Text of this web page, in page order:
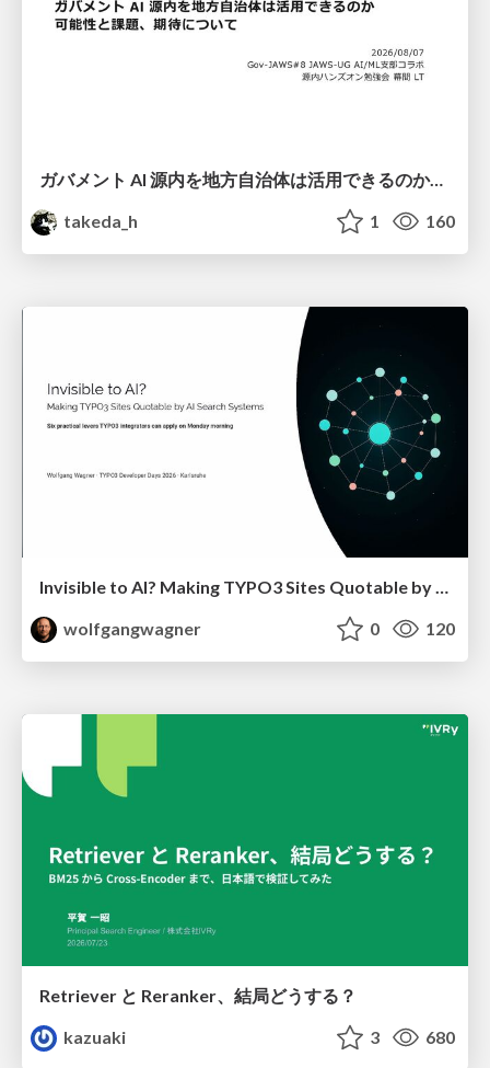
ガバメント AI 源内を地方自治体は活用できるのか 可能性と課題、期待について
takeda_h
1 160
Invisible to AI? Making TYPO3 Sites Quotable by AI Search Systems
wolfgangwagner
0 120
Retriever と Reranker、結局どうする？
kazuaki
3 680